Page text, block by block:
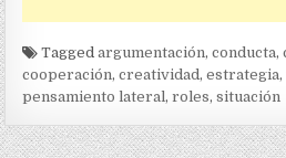
Taggedargumentación,conducta,
cooperación,creatividad,estrategia,
pensamiento lateral,roles,situación